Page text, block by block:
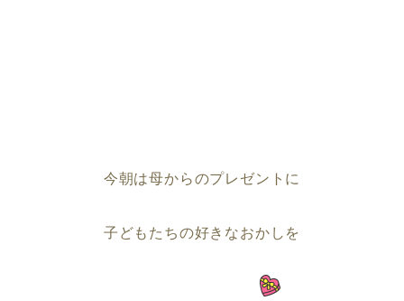
今朝は母からのプレゼントに
子どもたちの好きなおかしを